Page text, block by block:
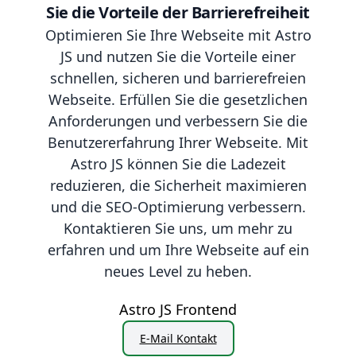
Sie die Vorteile der Barrierefreiheit
Optimieren Sie Ihre Webseite mit Astro
JS und nutzen Sie die Vorteile einer
schnellen, sicheren und barrierefreien
Webseite. Erfüllen Sie die gesetzlichen
Anforderungen und verbessern Sie die
Benutzererfahrung Ihrer Webseite. Mit
Astro JS können Sie die Ladezeit
reduzieren, die Sicherheit maximieren
und die SEO-Optimierung verbessern.
Kontaktieren Sie uns, um mehr zu
erfahren und um Ihre Webseite auf ein
neues Level zu heben.
Astro JS Frontend
E-Mail Kontakt